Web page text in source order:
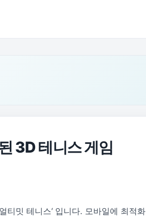
3D 테니스 게임
티밋 테니스‘ 입니다. 모바일에 최적화